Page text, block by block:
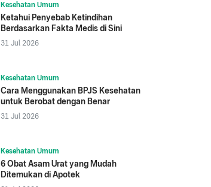
Kesehatan Umum
Ketahui Penyebab Ketindihan
Berdasarkan Fakta Medis di Sini
31 Jul 2026
Kesehatan Umum
Cara Menggunakan BPJS Kesehatan
untuk Berobat dengan Benar
31 Jul 2026
Kesehatan Umum
6 Obat Asam Urat yang Mudah
Ditemukan di Apotek